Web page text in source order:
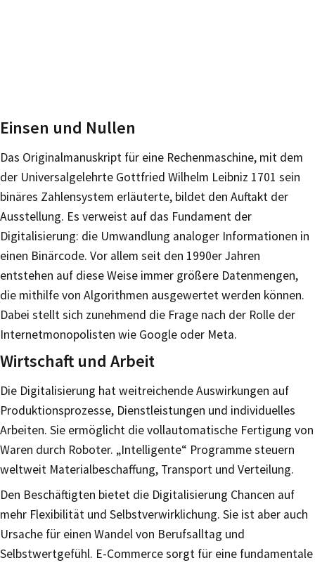
Einsen und Nullen
Das Originalmanuskript für eine Rechenmaschine, mit dem
der Universalgelehrte Gottfried Wilhelm Leibniz 1701 sein
binäres Zahlensystem erläuterte, bildet den Auftakt der
Ausstellung. Es verweist auf das Fundament der
Digitalisierung: die Umwandlung analoger Informationen in
einen Binärcode. Vor allem seit den 1990er Jahren
entstehen auf diese Weise immer größere Datenmengen,
die mithilfe von Algorithmen ausgewertet werden können.
Dabei stellt sich zunehmend die Frage nach der Rolle der
Internetmonopolisten wie Google oder Meta.
Wirtschaft und Arbeit
Die Digitalisierung hat weitreichende Auswirkungen auf
Produktionsprozesse, Dienstleistungen und individuelles
Arbeiten. Sie ermöglicht die vollautomatische Fertigung von
Waren durch Roboter. „Intelligente“ Programme steuern
weltweit Materialbeschaffung, Transport und Verteilung.
Den Beschäftigten bietet die Digitalisierung Chancen auf
mehr Flexibilität und Selbstverwirklichung. Sie ist aber auch
Ursache für einen Wandel von Berufsalltag und
Selbstwertgefühl. E-Commerce sorgt für eine fundamentale